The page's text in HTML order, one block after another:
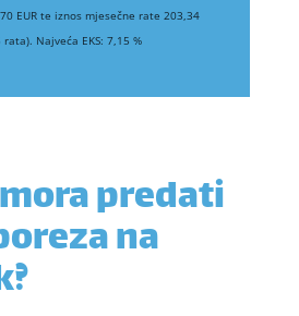
EUR te iznos mjesečne rate 203,34
rata). Najveća EKS: 7,15 %
predati
na